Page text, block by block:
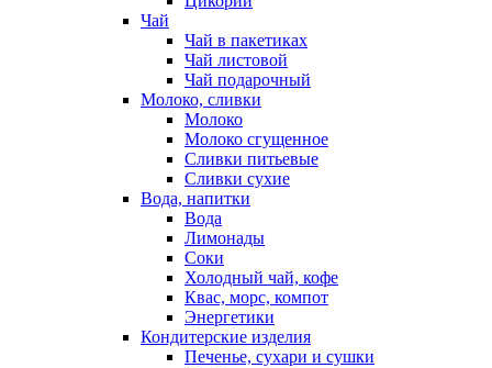
Чай
Чай в пакетиках
Чай листовой
Чай подарочный
Молоко, сливки
Молоко
Молоко сгущенное
Сливки питьевые
Сливки сухие
Вода, напитки
Вода
Лимонады
Соки
Холодный чай, кофе
Квас, морс, компот
Энергетики
Кондитерские изделия
Печенье, сухари и сушки